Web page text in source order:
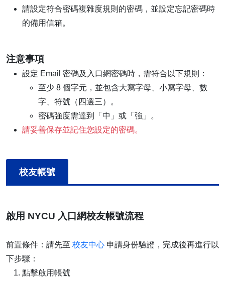
請設定符合密碼複雜度規則的密碼，並設定忘記密碼時
的備用信箱。
注意事項
設定 Email 密碼及入口網密碼時，需符合以下規則：
至少 8 個字元，並包含大寫字母、小寫字母、數
字、符號（四選三）。
密碼強度需達到「中」或「強」。
請妥善保存並記住您設定的密碼。
校友帳號
啟用 NYCU 入口網校友帳號流程
前置條件：請先至 校友中心 申請身份驗證，完成後再進行以
下步驟：
點擊啟用帳號